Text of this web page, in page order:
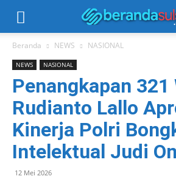
Beranda NEWS NASIONAL
NEWS NASIONAL
Penangkapan 321
Rudianto Lallo
Kinerja Polri
Intelektual Judi
12 Mei 2026